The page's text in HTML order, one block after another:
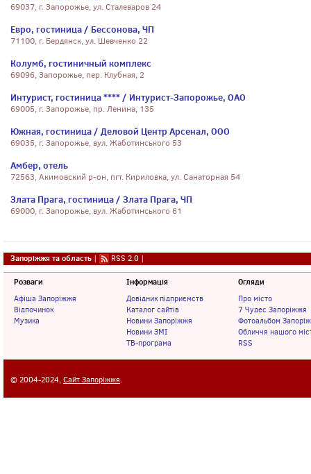
69037, г. Запорожье, ул. Сталеваров 24
Евро, гостиница / Бессонова, ЧП
71100, г. Бердянск, ул. Шевченко 22
Колумб, гостиничный комплекс
69096, Запорожье, пер. Клубная, 2
Интурист, гостиница **** / Интурист-Запорожье, ОАО
69005, г. Запорожье, пр. Ленина, 135
Южная, гостиница / Деловой Центр Арсенал, ООО
69035, г. Запорожье, вул. Жаботинського 53
Амбер, отель
72563, Акимовский р-он, пгт. Кириловка, ул. Санаторная 54
Злата Прага, гостиница / Злата Прага, ЧП
69000, г. Запорожье, вул. Жаботинського 61
Запоріжжя та область | RSS 2.0 |
Розваги
Афіша Запоріжжя
Відпочинок
Музика
Інформація
Довідник підприємств
Каталог сайтів
Новини Запоріжжя
Новини ЗМІ
ТВ-програма
Огляди
Про місто
7 Чудес Запоріжжя
Фотоальбом
Обличчя нашого
RSS
© 2004-2024, Сайт Запоріжжя.